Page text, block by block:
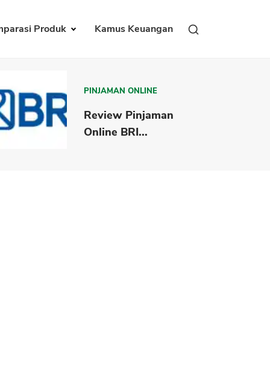
Produk Kamus Keuangan
PINJAMAN ONLINE
Review Pinjaman
Online BRI...